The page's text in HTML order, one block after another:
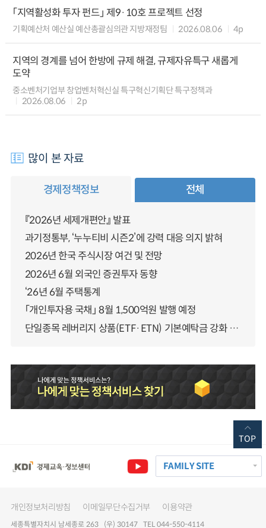
「지역활성화 투자 펀드」 제9·10호 프로젝트 선정
기획예산처 예산실 예산총괄심의관 지방재정팀 2026.08.06 4p
지역의 경계를 넘어 한방에 규제 해결, 규제자유특구 새롭게
도약
중소벤처기업부 창업벤처혁신실 특구혁신기획단 특구정책과
2026.08.06
2p
많이 본 자료
경제정책정보 전체
『2026년 세제개편안』 발표
과기정통부, ‘누누티비 시즌2’에 강력 대응 의지 밝혀
2026년 한국 주식시장 여건 및 전망
2026년 6월 외국인 증권투자 동향
‘26년 6월 주택통계
「개인투자용 국채」 8월 1,500억원 발행 예정
단일종목 레버리지 상품(ETF·ETN) 기본예탁금 강화 조기시행 방안 안내
FAMILY SITE
개인정보처리방침 이메일무단수집거부 이용약관
세종특별자치시 남세종로 263 (우) 30147 TEL 044-550-4114
TOP